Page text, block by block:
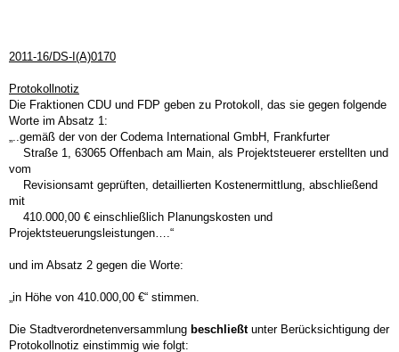
2011-16/DS-I(A)0170
Protokollnotiz
Die Fraktionen CDU und FDP geben zu Protokoll, das sie gegen folgende
Worte im Absatz 1:
gemäß der von der Codema International GmbH, Frankfurter
Straße 1, 63065 Offenbach am Main, als Projektsteuerer erstellten und
vom
Revisionsamt geprüften, detaillierten Kostenermittlung, abschließend
mit
410.000,00 € einschließlich Planungskosten und
Projektsteuerungsleistungen….“
und im Absatz 2 gegen die Worte:
in Höhe von 410.000,00 €“ stimmen.
Die Stadtverordnetenversammlung beschließtunter Berücksichtigung der
Protokollnotiz einstimmig wie folgt: